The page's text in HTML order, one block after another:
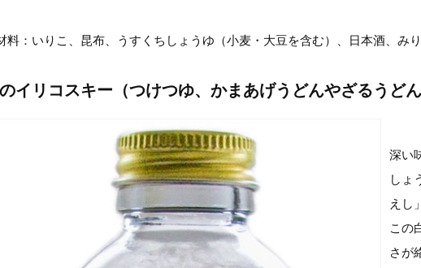
料：いりこ、昆布、うすくちしょうゆ（小麦・大豆を含む）、日本酒、み
イリコスキー（つけつゆ、かまあげうどんやざるうどん
深い
しょ
えし
この
さが